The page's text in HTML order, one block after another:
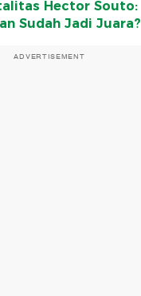
Hector Souto:
Sudah Jadi Juara?
ADVERTISEMENT